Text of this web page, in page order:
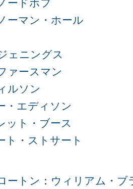
ードホフ
ーマン・ホール
ェニングス
ァースマン
ルソン
・エディソン
ット・ブース
ト・ストサート
ートン ： ウィリアム・ブ